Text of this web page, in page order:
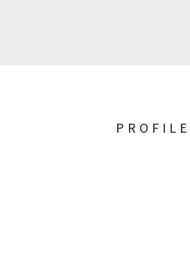
PROFILE